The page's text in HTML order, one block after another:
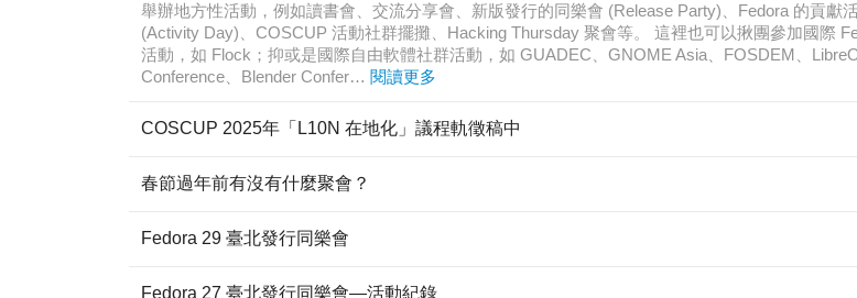
舉辦地方性活動，例如讀書會、交流分享會、新版發行的同樂會 (Release Party)、Fedora 的貢獻
(Activity Day)、COSCUP 活動社群擺攤、Hacking Thursday 聚會等。 這裡也可以揪團參加國際
活動，如 Flock；抑或是國際自由軟體社群活動，如 GUADEC、GNOME Asia、FOSDEM、
Conference、Blender Confer… 閱讀更多
COSCUP 2025年「L10N 在地化」議程軌徵稿中
春節過年前有沒有什麼聚會？
Fedora 29 臺北發行同樂會
Fedora 27 臺北發行同樂會—活動紀錄